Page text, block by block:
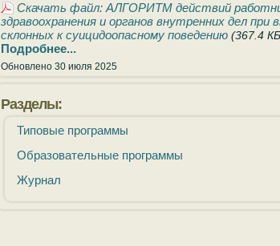
Скачать файл: АЛГОРИТМ действий
здравоохранения и органов внутренних дел
склонных к суицидоопасному поведению(367.4
Подробнее...
Обновлено 30 июля 2025
Разделы:
Типовые программы
Образовательные программы
Журнал